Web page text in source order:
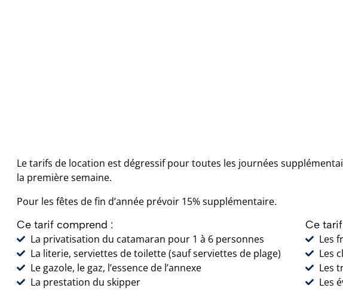
Le tarifs de location est dégressif pour toutes les journées
la première semaine.
Pour les fêtes de fin d’année prévoir 15% supplémentaire.
Ce tarif comprend :
La privatisation du catamaran pour 1 à 6 personnes
La literie, serviettes de toilette (sauf serviettes de plage)
Le gazole, le gaz, l’essence de l’annexe
La prestation du skipper
Ce
Les
Les
Les
Les